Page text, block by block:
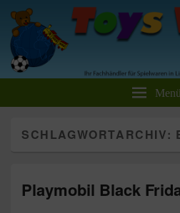
Toys World
Ihr Fachhändler für Spielwaren und Menü
SCHLAGWORTARCHIV:
Playmobil Black